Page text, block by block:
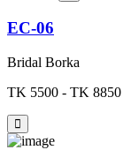
EC-06
Bridal Borka
TK 5500 - TK 8850